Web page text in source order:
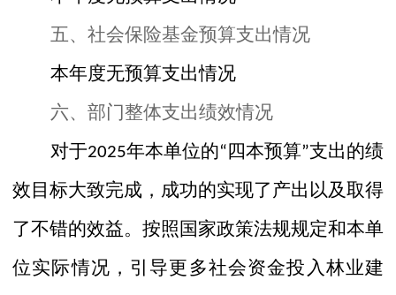
五、 社会保险基金预算支出情况
本年度无预算支出情况
六、部门整体支出绩效情况
对于2025年本单位的“四本预算”支出的绩
效目标大致完成，成功的实现了产出以及取得
了不错的效益。按照国家政策法规规定和本单
位实际情况，引导更多社会资金投入林业建